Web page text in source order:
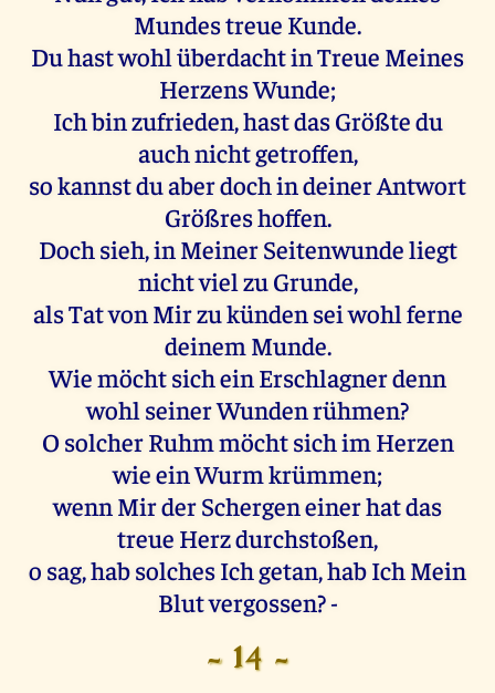
Mundes treue Kunde.
Du hast wohl überdacht in Treue Meines
Herzens Wunde;
Ich bin zufrieden, hast das Größte du
auch nicht getroffen,
so kannst du aber doch in deiner Antwort
Größres hoffen.
Doch sieh, in Meiner Seitenwunde liegt
nicht viel zu Grunde,
als Tat von Mir zu künden sei wohl ferne
deinem Munde.
Wie möcht sich ein Erschlagner denn
wohl seiner Wunden rühmen?
O solcher Ruhm möcht sich im Herzen
wie ein Wurm krümmen;
wenn Mir der Schergen einer hat das
treue Herz durchstoßen,
o sag, hab solches Ich getan, hab Ich Mein
Blut vergossen? -
- 14 -